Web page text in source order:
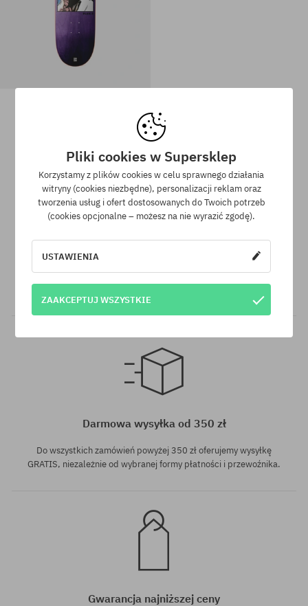
Dostępne rozmiary:
Dostępne rozmiary:
8.5
SuperClub to nasz program lojalnościowy, dzięki któremu za
zakupy produktów nieprzecenionych otrzymujesz na swoje
Darmowa wysyłka od 350 zł
Do wszystkich zamówień powyżej 350 zł oferujemy wysyłkę
GRATIS, niezależnie od wybranej formy płatności i przewoźnika.
Gwarancja najniższej ceny
Pliki cookies w Supersklep
Korzystamy z plików cookies w celu sprawnego działania
witryny (cookies niezbędne), personalizacji reklam oraz
tworzenia usług i ofert dostosowanych do Twoich potrzeb
(cookies opcjonalne – możesz na nie wyrazić zgodę).
USTAWIENIA
ZAAKCEPTUJ WSZYSTKIE